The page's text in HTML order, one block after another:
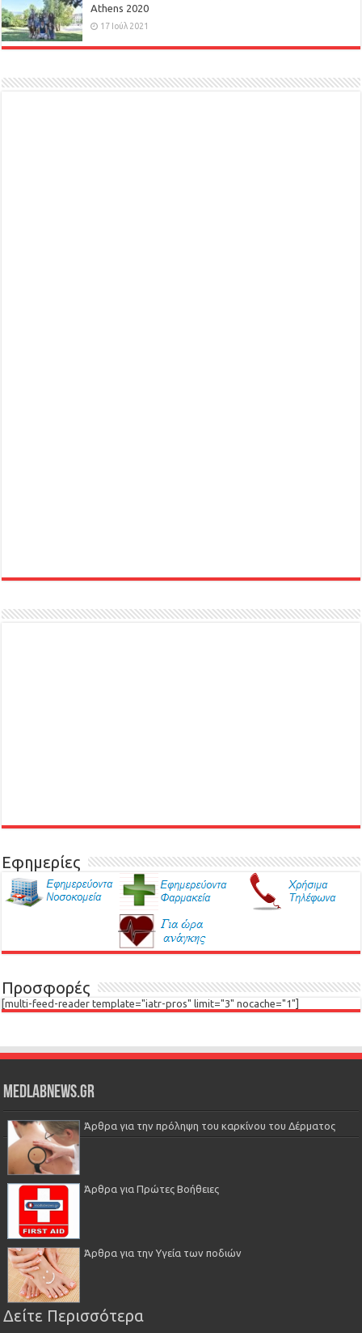
Athens 2020
17 Ιούλ 2021
Εφημερίες
Προσφορές
[multi-feed-reader template="iatr-pros" limit="3" nocache="1"]
Medlabnews.gr
Άρθρα για την πρόληψη του καρκίνου του Δέρματος
Άρθρα για Πρώτες Βοήθειες
Άρθρα για την Υγεία των ποδιών
Δείτε Περισσότερα